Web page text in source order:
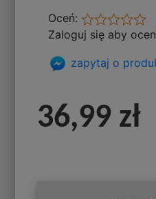
Oceń:
Zaloguj się aby
zapytaj o
36,99 zł